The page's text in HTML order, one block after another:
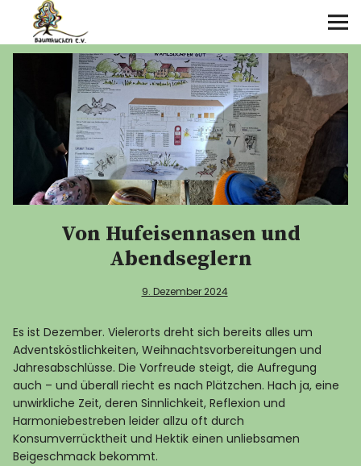
Über uns
Angebote
Termine
Galerie
KontaktVon Hufeisennasen und
Abendseglern
9. Dezember 2024
Es ist Dezember. Vielerorts dreht sich bereits alles um
Adventsköstlichkeiten, Weihnachtsvorbereitungen und
Jahresabschlüsse. Die Vorfreude steigt, die Aufregung
auch – und überall riecht es nach Plätzchen. Hach ja, eine
unwirkliche Zeit, deren Sinnlichkeit, Reflexion und
Harmoniebestreben leider allzu oft durch
Konsumverrücktheit und Hektik einen unliebsamen
Beigeschmack bekommt.